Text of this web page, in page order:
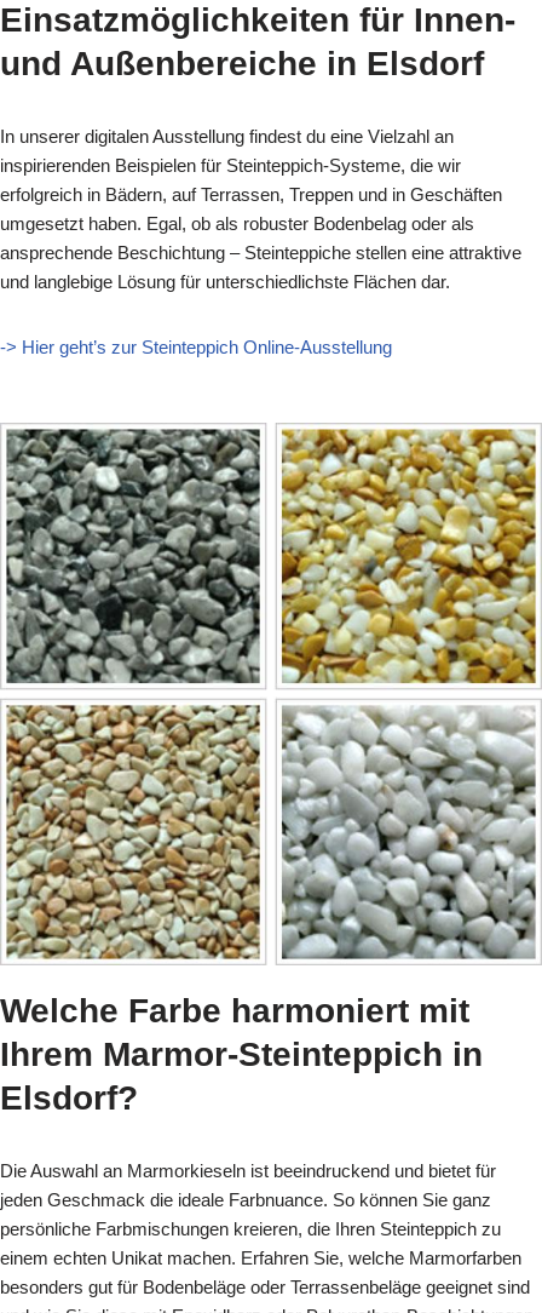
Einsatzmöglichkeiten für Innen-
und Außenbereiche in Elsdorf
In unserer digitalen Ausstellung findest du eine Vielzahl an
inspirierenden Beispielen für Steinteppich-Systeme, die wir
erfolgreich in Bädern, auf Terrassen, Treppen und in Geschäften
umgesetzt haben. Egal, ob als robuster Bodenbelag oder als
ansprechende Beschichtung – Steinteppiche stellen eine attraktive
und langlebige Lösung für unterschiedlichste Flächen dar.
-> Hier geht’s zur Steinteppich Online-Ausstellung
Welche Farbe harmoniert mit
Ihrem Marmor-Steinteppich in
Elsdorf?
Die Auswahl an Marmorkieseln ist beeindruckend und bietet für
jeden Geschmack die ideale Farbnuance. So können Sie ganz
persönliche Farbmischungen kreieren, die Ihren Steinteppich zu
einem echten Unikat machen. Erfahren Sie, welche Marmorfarben
besonders gut für Bodenbeläge oder Terrassenbeläge geeignet sind